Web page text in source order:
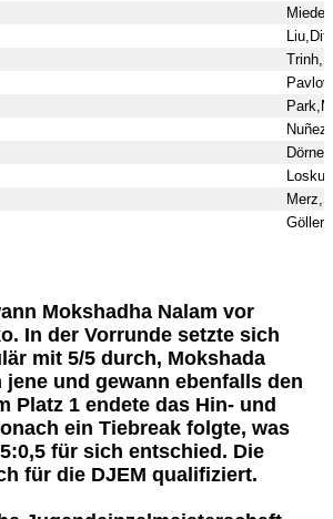
Nuñez
Mokshadha Nalam vor
In der Vorrunde setzte sich
mit 5/5 durch, Mokshada
und gewann ebenfalls den
Platz 1 endete das Hin- und
ein Tiebreak folgte, was
für sich entschied. Die
für die DJEM qualifiziert.